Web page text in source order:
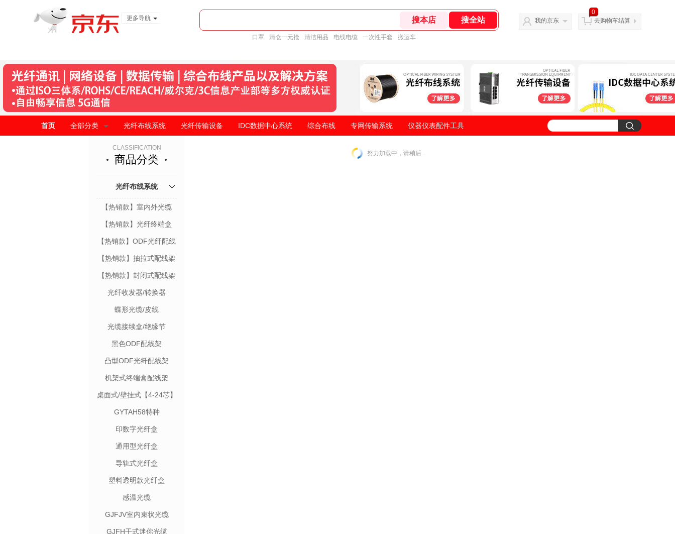
更多导航
口罩 清仓一元抢 清洁用品 电线电缆 一次性手套 搬运车
我的京东
0
去购物车结算
首页 全部分类 光纤布线系统 光纤传输设备 IDC数据中心系统 综合布线 专网传输系统 仪器仪表配件工具
CLASSIFICATION
商品分类
光纤布线系统
【热销款】室内外光缆
【热销款】光纤终端盒
【热销款】ODF光纤配线
架
【热销款】抽拉式配线架
【热销款】封闭式配线架
光纤收发器/转换器
蝶形光缆/皮线
光缆接续盒/绝缘节
黑色ODF配线架
凸型ODF光纤配线架
机架式终端盒配线架
【12-48芯】
桌面式/壁挂式【4-24芯】
GYTAH58特种
印数字光纤盒
通用型光纤盒
导轨式光纤盒
塑料透明款光纤盒
感温光缆
GJFJV室内束状光缆
GJFH干式迷你光缆
努力加载中，请稍后...